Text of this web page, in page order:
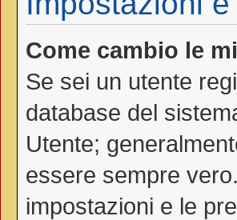
Come cambio le
Se sei un utente
database del
Utente;
essere sempre
impostazioni e le